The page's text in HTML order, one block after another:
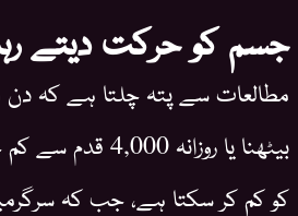
جسم کو حرکت دیتے
بیٹھنا یا روزانہ
کو کم کر سکتا ہے، جب کہ